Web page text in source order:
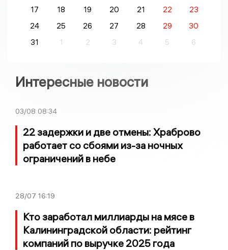
17
18 19 20 21 22
23
24
25 26 27 28 29
30
31
1 2 3 4 5 6
Интересные новости
03/08 08:34
22 задержки и две отмены: Храброво
работает со сбоями из-за ночных
ограничений в небе
28/07 16:19
Кто заработал миллиарды на мясе в
Калининградской области: рейтинг
компаний по выручке 2025 года